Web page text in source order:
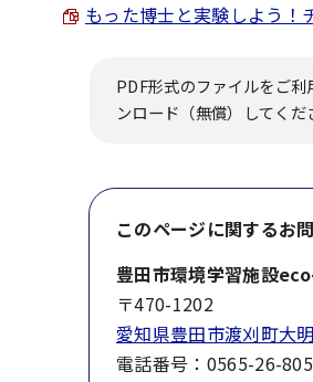
もった博士と実験しよう！
PDF形式のファイルをご
ンロード（無償）してくだ
このページに関するお
豊田市環境学習施設
〒470-1202
愛知県豊田市渡刈町大
電話番号：0565-26-